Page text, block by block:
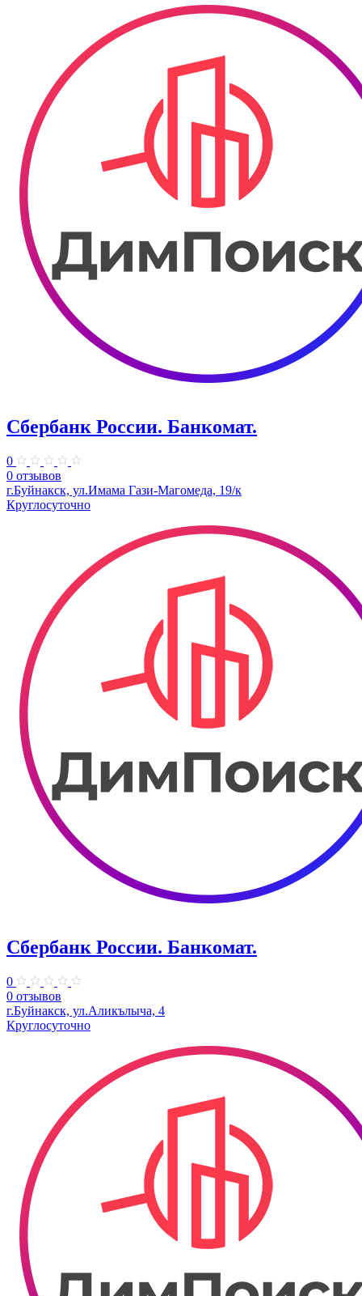
Сбербанк России. Банкомат.
0
0 отзывов
г.Буйнакск, ул.Имама Гази-Магомеда, 19/к
Круглосуточно
Сбербанк России. Банкомат.
0
0 отзывов
г.Буйнакск, ул.Аликълыча, 4
Круглосуточно